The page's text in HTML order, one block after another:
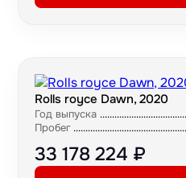
Rolls royce Dawn, 2020
Год выпуска
Пробег
33 178 224 ₽